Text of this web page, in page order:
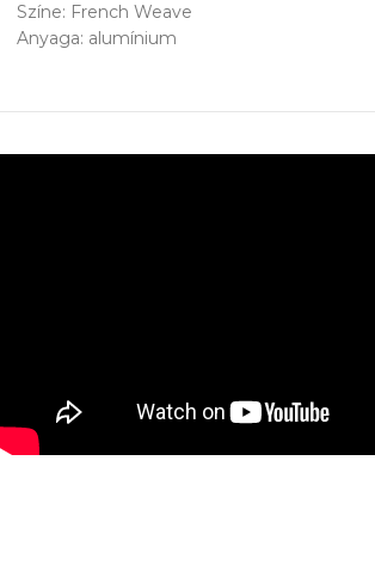
Színe: French Weave
Anyaga: alumínium